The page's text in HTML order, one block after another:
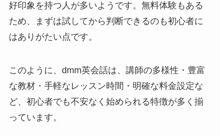
好印象を持つ人が多いようです。無料体験もある
ため、まずは試してから判断できるのも初心者に
はありがたい点です。
このように、dmm英会話は、講師の多様性・豊富
な教材・手軽なレッスン時間・明確な料金設定な
ど、初心者でも不安なく始められる特徴が多く揃
っています。